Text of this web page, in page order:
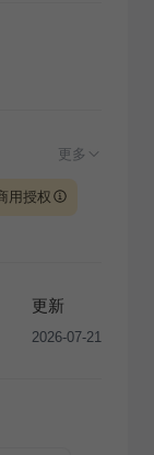
更多
用授权
售或出租，未
否则将接照我
更新
2026-07-21